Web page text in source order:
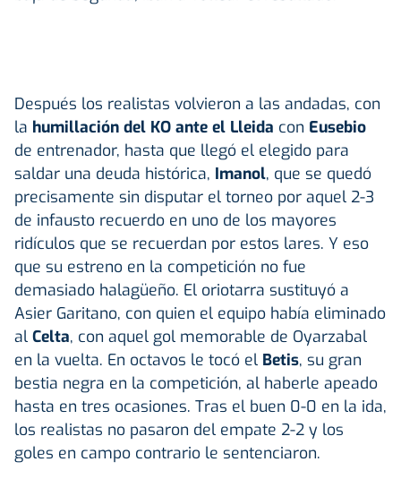
Después los realistas volvieron a las andadas, con
la humillación del KO ante el Lleida con Eusebio
de entrenador, hasta que llegó el elegido para
saldar una deuda histórica, Imanol, que se quedó
precisamente sin disputar el torneo por aquel 2-3
de infausto recuerdo en uno de los mayores
ridículos que se recuerdan por estos lares. Y eso
que su estreno en la competición no fue
demasiado halagüeño. El oriotarra sustituyó a
Asier Garitano, con quien el equipo había eliminado
al Celta, con aquel gol memorable de Oyarzabal
en la vuelta. En octavos le tocó el Betis, su gran
bestia negra en la competición, al haberle apeado
hasta en tres ocasiones. Tras el buen 0-0 en la ida,
los realistas no pasaron del empate 2-2 y los
goles en campo contrario le sentenciaron.